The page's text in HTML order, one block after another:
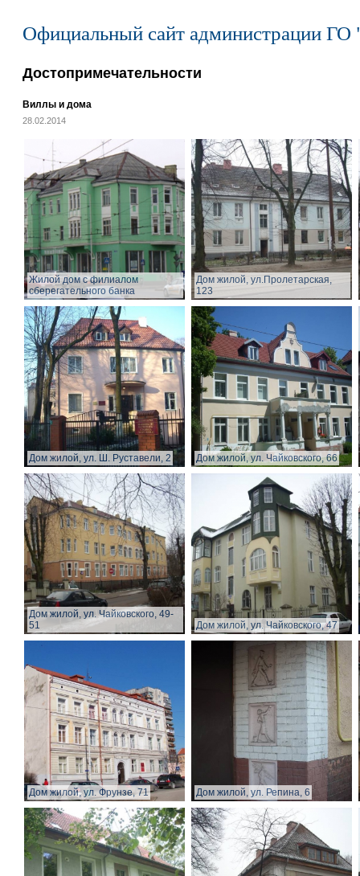
Официальный сайт администрации ГО
Достопримечательности
Виллы и дома
28.02.2014
Жилой дом с филиалом
сберегательного банка
Дом жилой, ул.Пролетарская,
123
Дом жилой, ул. Ш. Руставели, 2 Дом жилой, ул. Чайковского, 66
Дом жилой, ул. Чайковского, 49-
51
Дом жилой, ул. Чайковского, 47
Дом жилой, ул. Фрунзе, 71 Дом жилой, ул. Репина, 6